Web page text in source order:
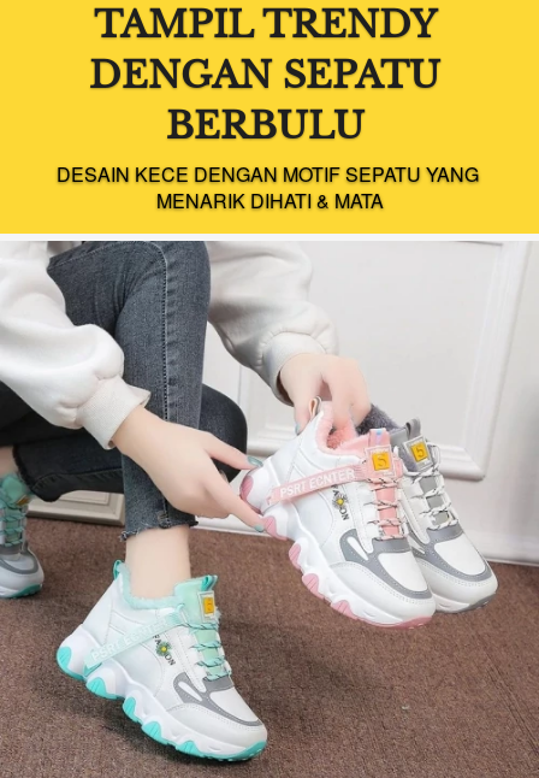
TAMPIL TRENDY
DENGAN SEPATU
BERBULU
DESAIN KECE DENGAN MOTIF SEPATU YANG
MENARIK DIHATI & MATA